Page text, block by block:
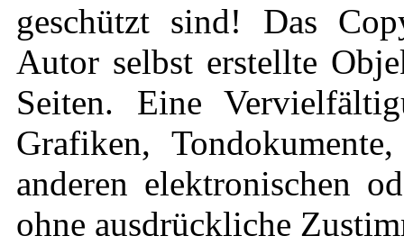
geschützt sind! Das
Autor selbst erstellte
Seiten. Eine
Grafiken,
anderen elektronischen
ohne ausdrückliche